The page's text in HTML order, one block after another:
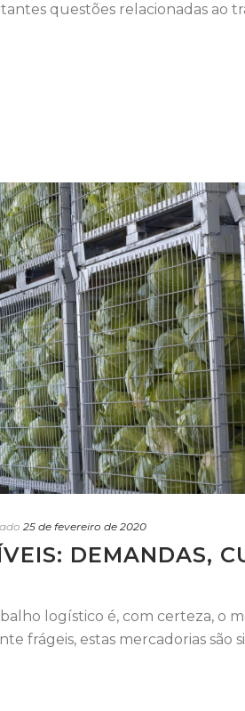
questões relacionadas ao
25 de fevereiro de 2020
DEMANDAS,
logístico é, com certeza, o
frágeis, estas mercadorias são